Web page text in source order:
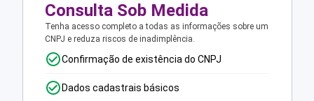
Consulta Sob Medida
Tenha acesso completo a todas as informações sobre um
CNPJ e reduza riscos de inadimplência.
Confirmação de existência do CNPJ
Dados cadastrais básicos